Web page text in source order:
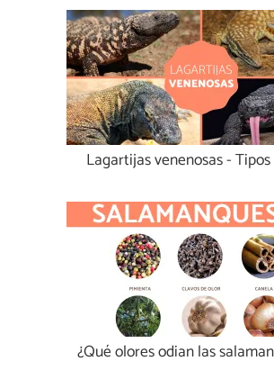
Lagartijas venenosas -
¿Qué olores odian las